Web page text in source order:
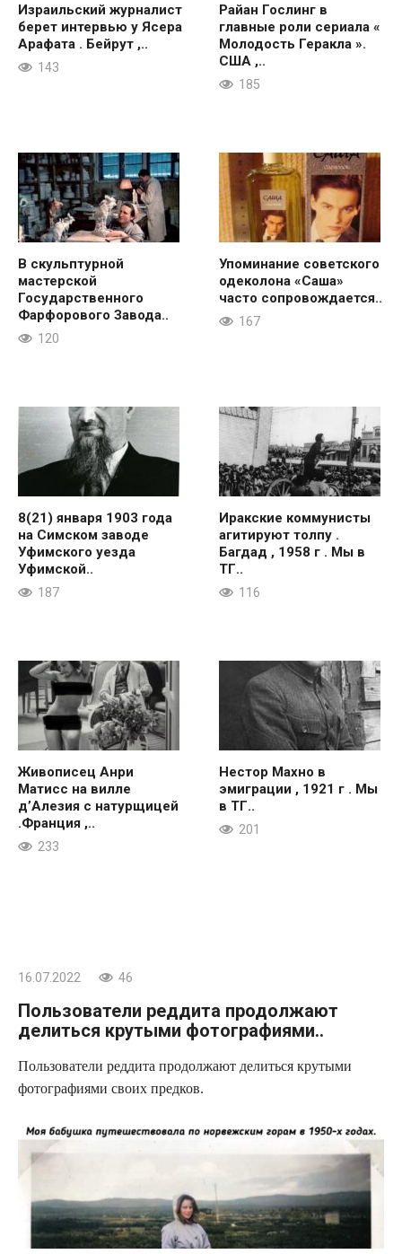
Израильский журналист
берет интервью у Ясера
Арафата . Бейрут ,..
143
Райан Гослинг в
главные роли сериала «
Молодость Геракла ».
США ,..
185
В скульптурной
мастерской
Государственного
Фарфорового Завода..
120
Упоминание советского
одеколона «Саша»
часто сопровождается..
167
8(21) января 1903 года
на Симском заводе
Уфимского уезда
Уфимской..
187
Иракские коммунисты
агитируют толпу .
Багдад , 1958 г . Мы в
ТГ..
116
Живописец Анри
Матисс на вилле
д’Алезия с натурщицей
.Франция ,..
233
Нестор Махно в
эмиграции , 1921 г . Мы
в ТГ..
201
16.07.2022 46
Пользователи реддита продолжают
делиться крутыми фотографиями..
Пользователи реддита продолжают делиться крутыми
фотографиями своих предков.